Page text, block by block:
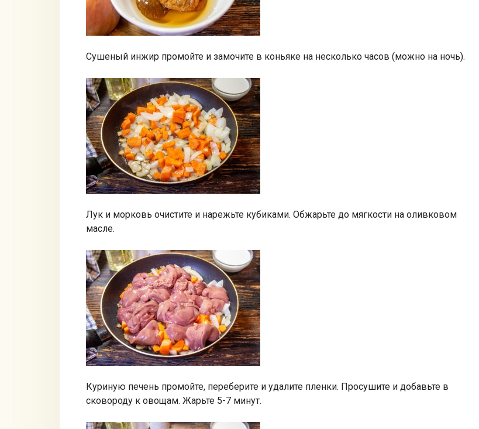
Сушеный инжир промойте и замочите в коньяке на несколько часов (можно на ночь).
Лук и морковь очистите и нарежьте кубиками. Обжарьте до мягкости на оливковом
масле.
Куриную печень промойте, переберите и удалите пленки. Просушите и добавьте в
сковороду к овощам. Жарьте 5-7 минут.